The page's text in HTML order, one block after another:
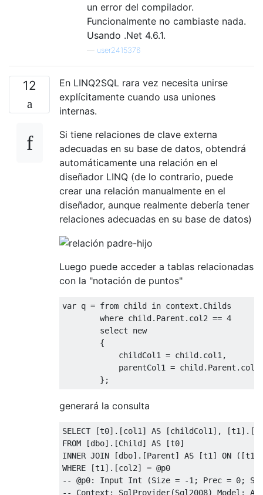
un error del compilador.
Funcionalmente no cambiaste nada.
Usando .Net 4.6.1.
user2415376
12
En LINQ2SQL rara vez necesita unirse
explícitamente cuando usa uniones
internas.
Si tiene relaciones de clave externa
adecuadas en su base de datos, obtendrá
automáticamente una relación en el
diseñador LINQ (de lo contrario, puede
crear una relación manualmente en el
diseñador, aunque realmente debería tener
relaciones adecuadas en su base de datos)
Luego puede acceder a tablas relacionadas
con la "notación de puntos"
var q = from child in context . Childs
where child . Parent . col2 == 4
select
new
{
            childCol1
= child . col1 ,
            parentCol1
= child . Parent . col1
};
generará la consulta
SELECT [t0].[col1 ] AS [childCol1 ], [t1 ].[
FROM
[dbo].[Child ] AS [t0]
INNER JOIN
[dbo].[Parent] AS [t1 ] ON ([t1
WHERE
[t1 ].[col2] = @p0
--
@p0: Input Int (Size = -1 ; Prec = 0;
--
Context : SqlProvider(Sql2008) Model :